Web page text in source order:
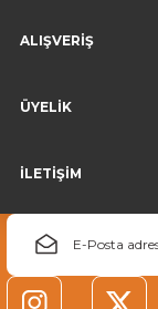
ALIŞVERİŞ
ÜYELİK
İLETİŞİM